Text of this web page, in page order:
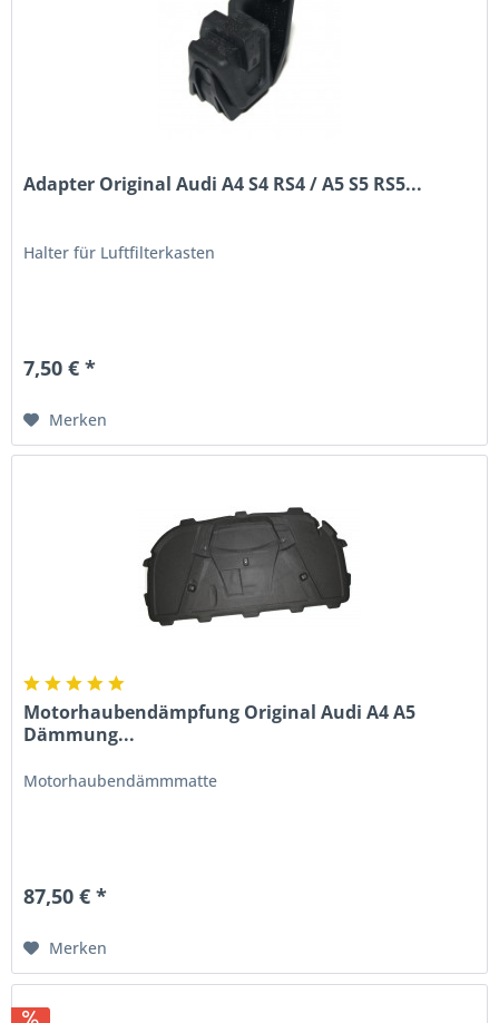
Adapter Original Audi A4 S4 RS4 / A5 S5 RS5...
Halter für Luftfilterkasten
7,50 € *
Merken
Motorhaubendämpfung Original Audi A4 A5
Dämmung...
Motorhaubendämmmatte
87,50 € *
Merken